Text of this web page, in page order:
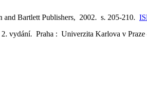
Bartlett Publishers, 2002. s. 205-210.
2. vydání. Praha : Univerzita Karlova v